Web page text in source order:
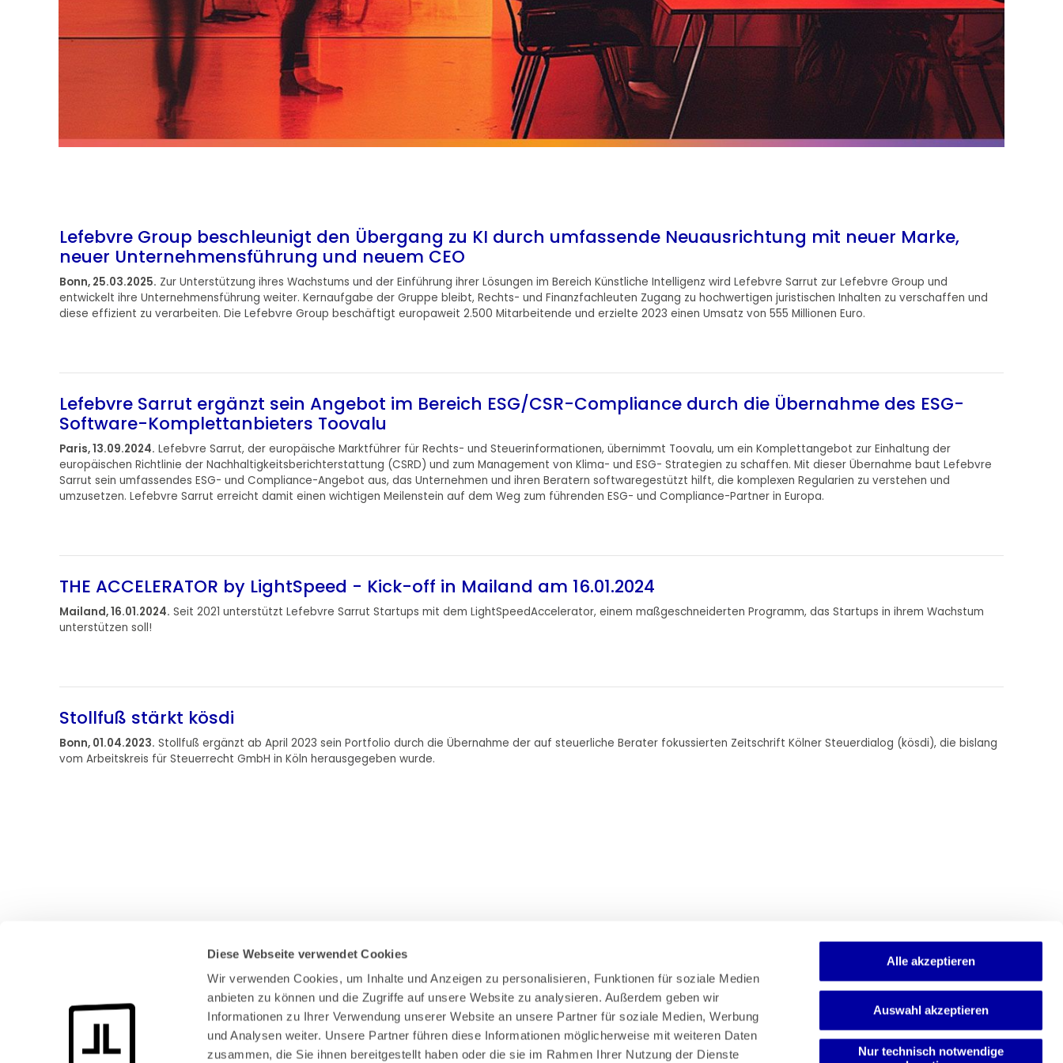
Diese Webseite verwendet Cookies
Wir verwenden Cookies, um Inhalte und Anzeigen zu personalisieren, Funktionen für soziale Medien
anbieten zu können und die Zugriffe auf unsere Website zu analysieren. Außerdem geben wir
Informationen zu Ihrer Verwendung unserer Website an unsere Partner für soziale Medien, Werbung
und Analysen weiter. Unsere Partner führen diese Informationen möglicherweise mit weiteren Daten
zusammen, die Sie ihnen bereitgestellt haben oder die sie im Rahmen Ihrer Nutzung der Dienste
Alle akzeptieren
Auswahl akzeptieren
Nur technisch notwendige
Lefebvre Group beschleunigt den Übergang zu KI durch umfassende Neuausrichtung mit neuer Marke,
neuer Unternehmensführung und neuem CEO
Bonn, 25.03.2025. Zur Unterstützung ihres Wachstums und der Einführung ihrer Lösungen im Bereich Künstliche Intelligenz wird Lefebvre Sarrut zur Lefebvre Group und
entwickelt ihre Unternehmensführung weiter. Kernaufgabe der Gruppe bleibt, Rechts- und Finanzfachleuten Zugang zu hochwertigen juristischen Inhalten zu verschaffen und
diese effizient zu verarbeiten. Die Lefebvre Group beschäftigt europaweit 2.500 Mitarbeitende und erzielte 2023 einen Umsatz von 555 Millionen Euro.
Lefebvre Sarrut ergänzt sein Angebot im Bereich ESG/CSR-Compliance durch die Übernahme des ESG-
Software-Komplettanbieters Toovalu
Paris, 13.09.2024. Lefebvre Sarrut, der europäische Marktführer für Rechts- und Steuerinformationen, übernimmt Toovalu, um ein Komplettangebot zur Einhaltung der
europäischen Richtlinie der Nachhaltigkeitsberichterstattung (CSRD) und zum Management von Klima- und ESG- Strategien zu schaffen. Mit dieser Übernahme baut Lefebvre
Sarrut sein umfassendes ESG- und Compliance-Angebot aus, das Unternehmen und ihren Beratern softwaregestützt hilft, die komplexen Regularien zu verstehen und
umzusetzen. Lefebvre Sarrut erreicht damit einen wichtigen Meilenstein auf dem Weg zum führenden ESG- und Compliance-Partner in Europa.
THE ACCELERATOR by LightSpeed - Kick-off in Mailand am 16.01.2024
Mailand, 16.01.2024. Seit 2021 unterstützt Lefebvre Sarrut Startups mit dem LightSpeedAccelerator, einem maßgeschneiderten Programm, das Startups in ihrem Wachstum
unterstützen soll!
Stollfuß stärkt kösdi
Bonn, 01.04.2023. Stollfuß ergänzt ab April 2023 sein Portfolio durch die Übernahme der auf steuerliche Berater fokussierten Zeitschrift Kölner Steuerdialog (kösdi), die bislang
vom Arbeitskreis für Steuerrecht GmbH in Köln herausgegeben wurde.
Bundeskanzlerplatz 2
Zahlung & Versand
Rücksendungen/Widerrufsbelehrung
Muster Widerrufsformular (PDF)
Newsletter
Mediadaten
Media-Center